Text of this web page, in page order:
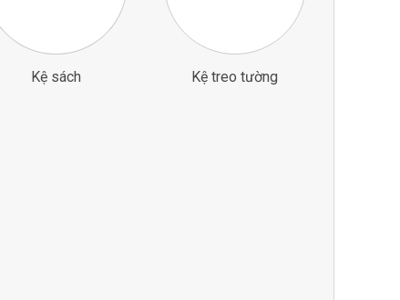
Kệ sách Kệ treo tường